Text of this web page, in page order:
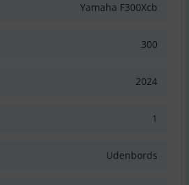
Yamaha F300Xcb
300
2024
1
Udenbords